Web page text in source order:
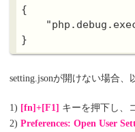
{
setting.jsonが開けない場合、
1) [fn]+[F1] キーを押下し、
2) Preferences: Open User